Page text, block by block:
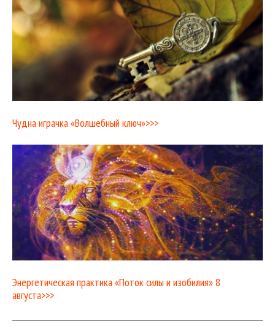
Чудна играчка «Волшебный ключ»>>>
Энергетическая практика «Поток силы и изобилия» 8
августа>>>